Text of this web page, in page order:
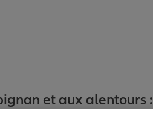
et aux alentours